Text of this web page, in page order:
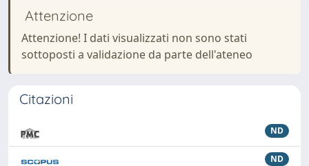
Attenzione
Attenzione! I dati visualizzati non sono stati
sottoposti a validazione da parte dell'ateneo
Citazioni
ND
ND